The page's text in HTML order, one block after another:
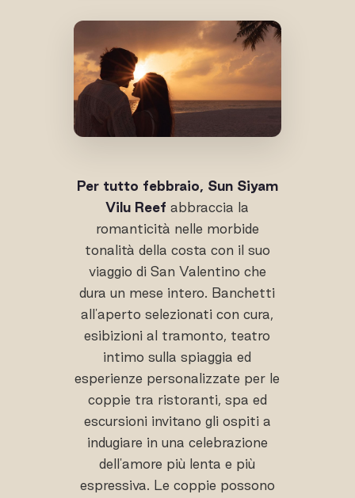
Per tutto febbraio, Sun Siyam
Vilu Reef abbraccia la
romanticità nelle morbide
tonalità della costa con il suo
viaggio di San Valentino che
dura un mese intero. Banchetti
all'aperto selezionati con cura,
esibizioni al tramonto, teatro
intimo sulla spiaggia ed
esperienze personalizzate per le
coppie tra ristoranti, spa ed
escursioni invitano gli ospiti a
indugiare in una celebrazione
dell'amore più lenta e più
espressiva. Le coppie possono